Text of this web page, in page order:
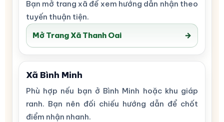
Bạn mở trang xã để xem hướng dẫn nhận theo
tuyến thuận tiện.
Mở Trang Xã Thanh Oai
→
Xã Bình Minh
Phù hợp nếu bạn ở Bình Minh hoặc khu giáp
ranh. Bạn nên đối chiếu hướng dẫn để chốt
điểm nhận nhanh.